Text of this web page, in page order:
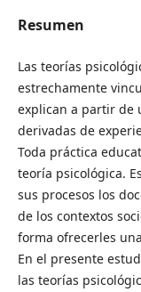
Resumen
Las teorías
estrechamente
explican a partir de
derivadas de
Toda práctica
teoría psicológica.
sus procesos los
de los contextos
forma ofrecerles
En el presente
las teorías